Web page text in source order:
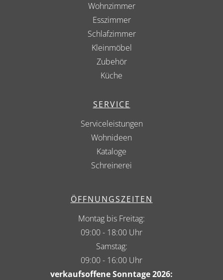
Wohnzimmer
Esszimmer
Schlafzimmer
Kleinmöbel
Zubehör
Küche
SERVICE
Serviceleistungen
Wohnideen
Kataloge
Schreinerei
ÖFFNUNGSZEITEN
Montag bis Freitag:
09:00 - 18:00 Uhr
Samstag:
09:00 - 16:00 Uhr
verkaufsoffene Sonntage 2026: